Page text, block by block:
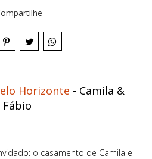
Horizonte - Camila &
Fábio
o casamento de Camila e